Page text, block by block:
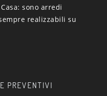
sono arredi
realizzabili su
PREVENTIVI